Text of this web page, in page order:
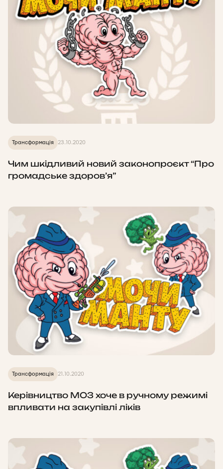
Трансформація 23.10.2020
Чим шкідливий новий законопроєкт “Про
громадське здоров’я”
Трансформація 21.10.2020
Керівництво МОЗ хоче в ручному режимі
впливати на закупівлі ліків